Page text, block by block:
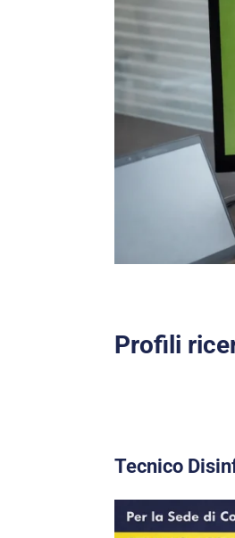
Profili
Tecnico